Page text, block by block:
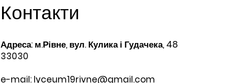
Контакти
Адреса: м.Рівне, вул. Кулика і Гудачека, 48
33030
e-mail: lyceum19rivne@gmail.com